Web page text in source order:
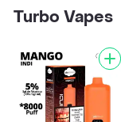
Turbo Vapes